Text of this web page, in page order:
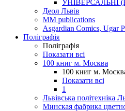
УНІВЕРСАЛЬНІ
Деол Львів
MM publications
Asgardian Comics, Ugar
Поліграфія
Поліграфія
Показати всі
100 книг м. Москва
100 книг м.
Показати всі
1
Львівська політехніка
Минская фабрика